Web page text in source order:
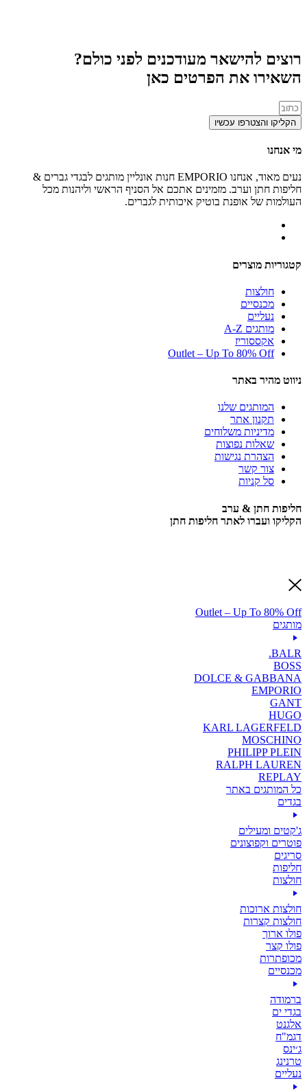
רוצים להישאר מעודכנים לפני כולם?
השאירו את הפרטים כאן
הקליקו והצטרפו עכשיו
מי אנחנו
נעים מאוד, אנחנו EMPORIO חנות אונליין מותגים לבגדי גברים &
חליפות חתן וערב. מזמינים אתכם אל הסניף הראשי וליהנות מכל
העולמות של אופנת בוטיק איכותית לגברים.
קטגוריות מוצרים
חולצות
מכנסיים
נעליים
מותגים A-Z
אקססוריז
Outlet – Up To 80% Off
ניווט מהיר באתר
המותגים שלנו
תקנון אתר
מדיניות משלוחים
שאלות נפוצות
הצהרת נגישות
צור קשר
סל קניות
חליפות חתן & ערב
הקליקו ועברו לאתר חליפות חתן
Outlet – Up To 80% Off
מותגים
BALR.
BOSS
DOLCE & GABBANA
EMPORIO
GANT
HUGO
KARL LAGERFELD
MOSCHINO
PHILIPP PLEIN
RALPH LAUREN
REPLAY
כל המותגים באתר
בגדים
ג'קטים ומעילים
פוטרים וקפוצונים
סריגים
חליפות
חולצות
חולצות ארוכות
חולצות קצרות
פולו ארוך
פולו קצר
מכופתרות
מכנסיים
ברמודה
בגדי ים
אלגנט
דגמ"ח
ג׳ינס
טרנינג
נעליים